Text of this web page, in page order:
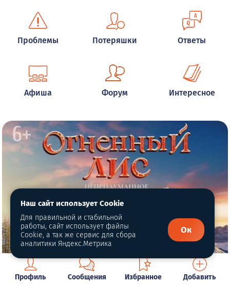
Проблемы Потеряшки Ответы
Афиша Форум Интересное
Профиль Сообщения Избранное Добавить
Наш сайт использует Cookie
Для правильной и стабильной
работы, сайт использует файлы
Cookie, а так же сервис для сбора
аналитики Яндекс.Метрика
Ок